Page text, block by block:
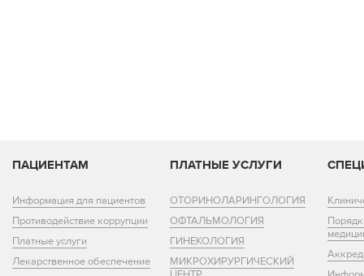
ПАЦИЕНТАМ
Информация для пациентов
Противодействие коррупции
Платные услуги
Лекарственное обеспечение
ПЛАТНЫЕ УСЛУГИ
ОТОРИНОЛАРИНГОЛОГИЯ
ОФТАЛЬМОЛОГИЯ
ГИНЕКОЛОГИЯ
МИКРОХИРУРГИЧЕСКИЙ